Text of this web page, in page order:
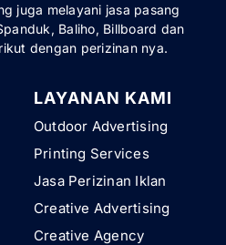
juga melayani jasa pasang
Baliho, Billboard dan
dengan perizinan nya.
LAYANAN KAMI
Outdoor Advertising
Printing Services
Jasa Perizinan Iklan
Creative Advertising
Creative Agency